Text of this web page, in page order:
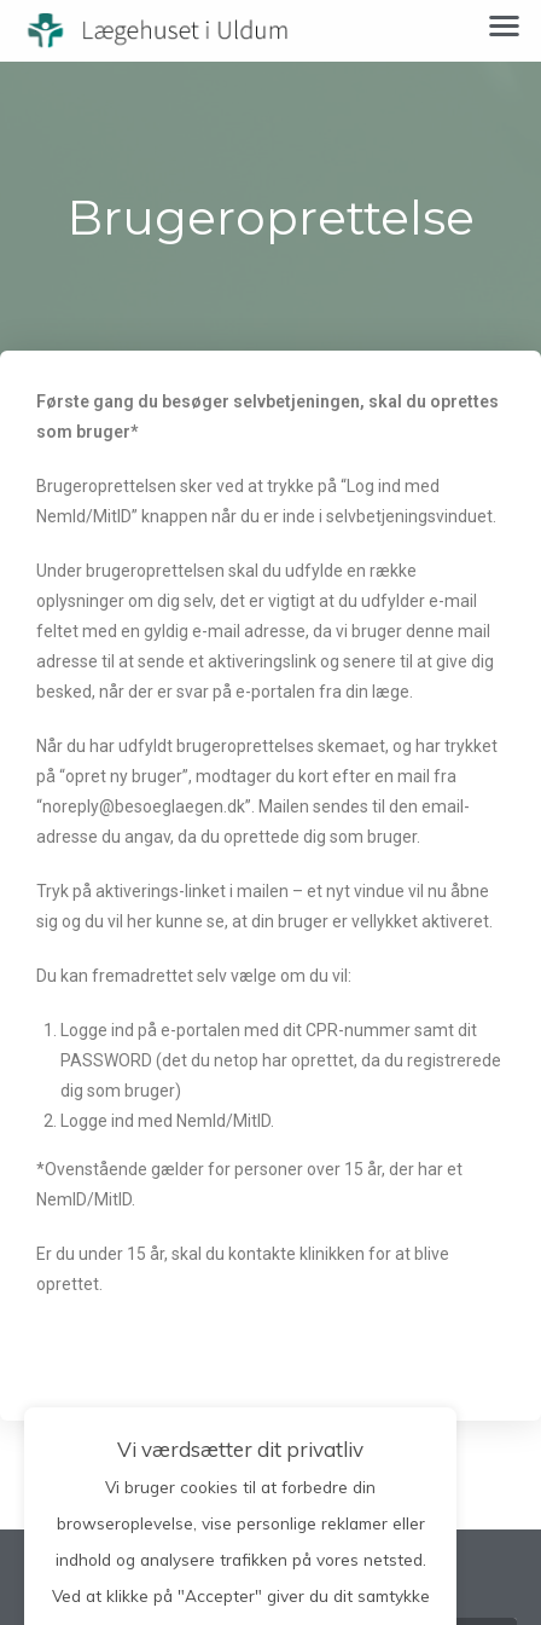
Brugeroprettelse
Første gang du besøger selvbetjeningen, skal du oprettes
som bruger*
Brugeroprettelsen sker ved at trykke på “Log ind med
NemId/MitID” knappen når du er inde i selvbetjeningsvinduet.
Under brugeroprettelsen skal du udfylde en række
oplysninger om dig selv, det er vigtigt at du udfylder e-mail
feltet med en gyldig e-mail adresse, da vi bruger denne mail
adresse til at sende et aktiveringslink og senere til at give dig
besked, når der er svar på e-portalen fra din læge.
Når du har udfyldt brugeroprettelses skemaet, og har trykket
på “opret ny bruger”, modtager du kort efter en mail fra
“noreply@besoeglaegen.dk”. Mailen sendes til den email-
adresse du angav, da du oprettede dig som bruger.
Tryk på aktiverings-linket i mailen – et nyt vindue vil nu åbne
sig og du vil her kunne se, at din bruger er vellykket aktiveret.
Du kan fremadrettet selv vælge om du vil:
Logge ind på e-portalen med dit CPR-nummer samt dit
PASSWORD (det du netop har oprettet, da du registrerede
dig som bruger)
Logge ind med NemId/MitID.
*Ovenstående gælder for personer over 15 år, der har et
NemID/MitID.
Er du under 15 år, skal du kontakte klinikken for at blive
oprettet.
Søg på hele siden
Vi værdsætter dit privatliv
Vi bruger cookies til at forbedre din
browseroplevelse, vise personlige reklamer eller
indhold og analysere trafikken på vores netsted.
Ved at klikke på "Accepter" giver du dit samtykke